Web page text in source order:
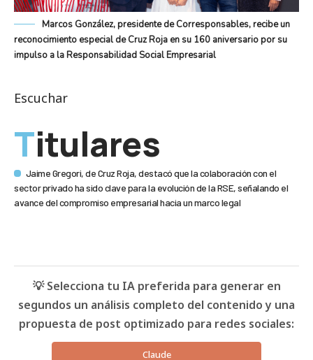
Marcos González, presidente de Corresponsables, recibe un
reconocimiento especial de Cruz Roja en su 160 aniversario por su
impulso a la Responsabilidad Social Empresarial
Escuchar
Titulares
Jaime Gregori, de Cruz Roja, destacó que la colaboración con el
sector privado ha sido clave para la evolución de la RSE, señalando el
avance del compromiso empresarial hacia un marco legal
💡 Selecciona tu IA preferida para generar en
segundos un análisis completo del contenido y una
propuesta de post optimizado para redes sociales:
Claude